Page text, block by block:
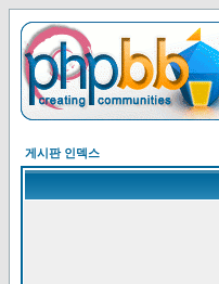
게시판 인덱스